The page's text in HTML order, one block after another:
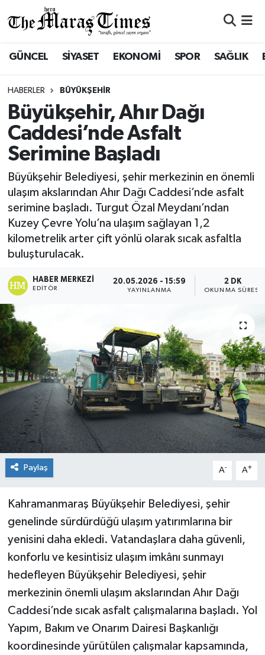
GÜNCEL SİYASET EKONOMİ SPOR SAĞLIK
HABERLER BÜYÜKŞEHİR
Büyükşehir, Ahır Dağı
Caddesi’nde Asfalt
Serimine Başladı
Büyükşehir Belediyesi, şehir merkezinin en önemli
ulaşım akslarından Ahır Dağı Caddesi’nde asfalt
serimine başladı. Turgut Özal Meydanı’ndan
Kuzey Çevre Yolu’na ulaşım sağlayan 1,2
kilometrelik arter çift yönlü olarak sıcak asfaltla
buluşturulacak.
HABER MERKEZI
EDITÖR
20.05.2026 - 15:59
YAYINLANMA
2 DK
OKUNMA SÜRESI
Paylaş A- A+
Kahramanmaraş Büyükşehir Belediyesi, şehir
genelinde sürdürdüğü ulaşım yatırımlarına bir
yenisini daha ekledi. Vatandaşlara daha güvenli,
konforlu ve kesintisiz ulaşım imkânı sunmayı
hedefleyen Büyükşehir Belediyesi, şehir
merkezinin önemli ulaşım akslarından Ahır Dağı
Caddesi’nde sıcak asfalt çalışmalarına başladı. Yol
Yapım, Bakım ve Onarım Dairesi Başkanlığı
koordinesinde yürütülen çalışmalar kapsamında,
BÜYÜKŞEHİR
DULKADİROĞLU
İŞ DÜNYASI
SİVİL TOPLUM
SOSYAL YAŞAM
ULUSAL HABERLER
BÜYÜKŞEHİR
DULKADİROĞLU
EĞİTİM
GÜNCEL
İLÇE HABERLERİ
İŞ DÜNYASI
KÜLTÜR&SANAT
SAĞLIK
SİVİL TOPLUM
SİYASET
SOSYAL YAŞAM
SPOR
ULUSAL HABERLER
Hava Durumu
Namaz Vakitleri
Trafik Durumu
Süper Lig Puan Durumu ve Fikstür
Tüm Manşetler
Son Dakika Haberleri
Haber Arşivi